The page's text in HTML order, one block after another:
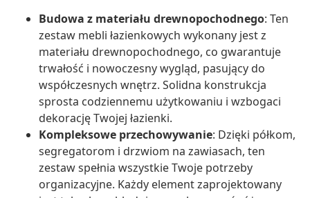
Budowa z materiału drewnopochodnego: Ten
zestaw mebli łazienkowych wykonany jest z
materiału drewnopochodnego, co gwarantuje
trwałość i nowoczesny wygląd, pasujący do
współczesnych wnętrz. Solidna konstrukcja
sprosta codziennemu użytkowaniu i wzbogaci
dekorację Twojej łazienki.
Kompleksowe przechowywanie: Dzięki półkom,
segregatorom i drzwiom na zawiasach, ten
zestaw spełnia wszystkie Twoje potrzeby
organizacyjne. Każdy element zaprojektowany